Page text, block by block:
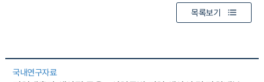
목록보기
국내연구자료